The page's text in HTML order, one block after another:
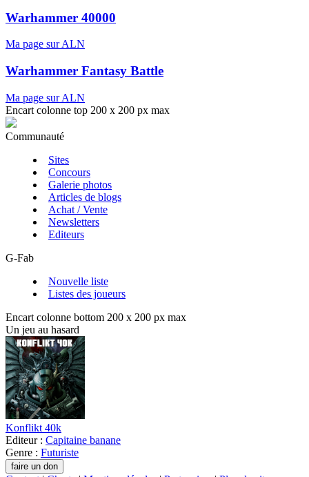
Warhammer 40000
Ma page sur ALN
Warhammer Fantasy Battle
Ma page sur ALN
Encart colonne top 200 x 200 px max
Communauté
Sites
Concours
Galerie photos
Articles de blogs
Achat / Vente
Newsletters
Editeurs
G-Fab
Nouvelle liste
Listes des joueurs
Encart colonne bottom 200 x 200 px max
Un jeu au hasard
Konflikt 40k
Editeur : Capitaine banane
Genre : Futuriste